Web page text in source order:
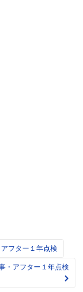
フター１年点検
・アフター１年点検